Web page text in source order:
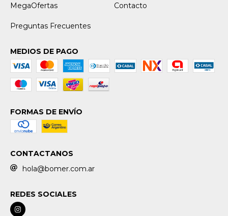
MegaOfertas Contacto
Preguntas Frecuentes
MEDIOS DE PAGO
FORMAS DE ENVÍO
CONTACTANOS
hola@bomer.com.ar
REDES SOCIALES